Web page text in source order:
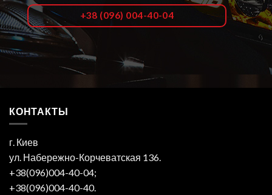
+38 (096) 004-40-04
КОНТАКТЫ
г. Киев
ул. Набережно-Корчеватская 136.
+38(096)004-40-04;
+38(096)004-40-40.